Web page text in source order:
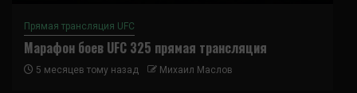
Прямая трансляция UFC
Марафон боев UFC 325 прямая трансляция
5 месяцев тому назад Михаил Маслов